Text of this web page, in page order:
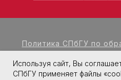
Политика СПбГУ по
Согласие на обработку
Используя сайт, Вы
СПбГУ применяет файлы